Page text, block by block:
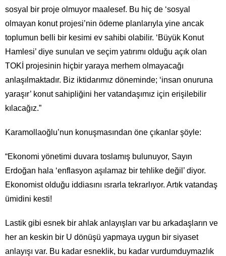
sosyal bir proje olmuyor maalesef. Bu hiç de ‘sosyal
olmayan konut projesi’nin ödeme planlarıyla yine ancak
toplumun belli bir kesimi ev sahibi olabilir. ‘Büyük Konut
Hamlesi’ diye sunulan ve seçim yatırımı olduğu açık olan
TOKİ projesinin hiçbir yaraya merhem olmayacağı
anlaşılmaktadır. Biz iktidarımız döneminde; ‘insan onuruna
yaraşır’ konut sahipliğini her vatandaşımız için erişilebilir
kılacağız.”
Karamollaoğlu’nun konuşmasından öne çıkanlar şöyle:
“Ekonomi yönetimi duvara toslamış bulunuyor, Sayın
Erdoğan hala ‘enflasyon aşılamaz bir tehlike değil’ diyor.
Ekonomist olduğu iddiasını ısrarla tekrarlıyor. Artık vatandaş
ümidini kesti!
Lastik gibi esnek bir ahlak anlayışları var bu arkadaşların ve
her an keskin bir U dönüşü yapmaya uygun bir siyaset
anlayışı var. Bu kadar esneklik, bu kadar vurdumduymazlık